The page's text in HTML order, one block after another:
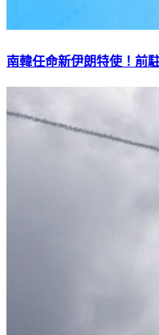
南韓任命新伊朗特使！前